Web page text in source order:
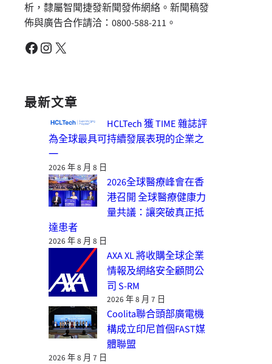
析，隸屬智聞捷發新聞發佈網絡。新聞稿發
佈與廣告合作請洽：0800-588-211。
Facebook Instagram X
最新文章
HCLTech 獲 TIME 雜誌評
為全球最具可持續發展表現的企業之
一
2026 年 8 月 8 日
2026全球醫療峰會在香
港召開 全球醫療健康力
量共議：讓突破真正抵
達患者
2026 年 8 月 8 日
AXA XL 將收購全球企業
情報及網絡安全顧問公
司 S-RM
2026 年 8 月 7 日
Coolita聯合頭部廣電機
構成立印尼首個FAST媒
體聯盟
2026 年 8 月 7 日